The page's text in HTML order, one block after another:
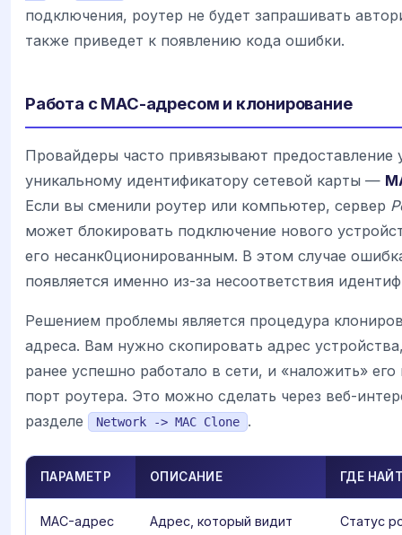
подключения, роутер не будет запрашивать
также приведет к появлению кода ошибки.
Работа с MAC-адресом и клонирование
Провайдеры часто привязывают предоставление
уникальному идентификатору сетевой карты —
Если вы сменили роутер или компьютер, сервер
может блокировать подключение нового
его несанк0ционированным. В этом случае
появляется именно из-за несоответствия
Решением проблемы является процедура
адреса. Вам нужно скопировать адрес
ранее успешно работало в сети, и «наложить» его
порт роутера. Это можно сделать через веб-
разделе
Network -> MAC Clone .
ПАРАМЕТР ОПИСАНИЕ ГДЕ
MAC-адрес
Адрес, который видит
Статус